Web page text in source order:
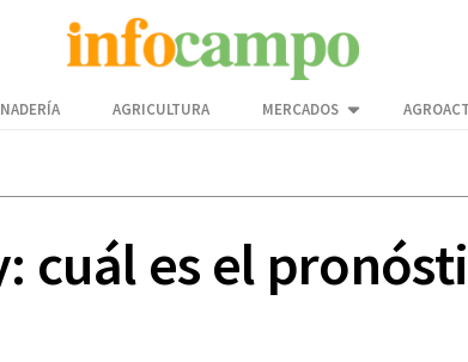
AGRICULTURA MERCADOS
cuál es el